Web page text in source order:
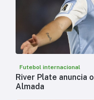
Futebol internacional
River Plate anuncia
Almada